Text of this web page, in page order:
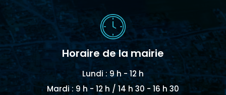
Horaire de la mairie
Lundi : 9 h - 12 h
Mardi : 9 h - 12 h / 14 h 30 - 16 h 30